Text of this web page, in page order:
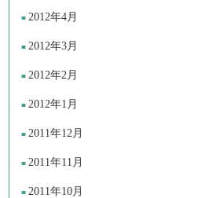
2012年4月
2012年3月
2012年2月
2012年1月
2011年12月
2011年11月
2011年10月